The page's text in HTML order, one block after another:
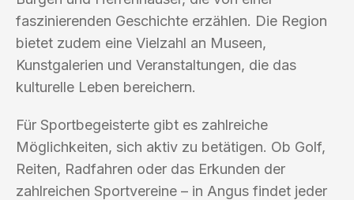
faszinierenden Geschichte erzählen. Die Region
bietet zudem eine Vielzahl an Museen,
Kunstgalerien und Veranstaltungen, die das
kulturelle Leben bereichern.
Für Sportbegeisterte gibt es zahlreiche
Möglichkeiten, sich aktiv zu betätigen. Ob Golf,
Reiten, Radfahren oder das Erkunden der
zahlreichen Sportvereine – in Angus findet jeder